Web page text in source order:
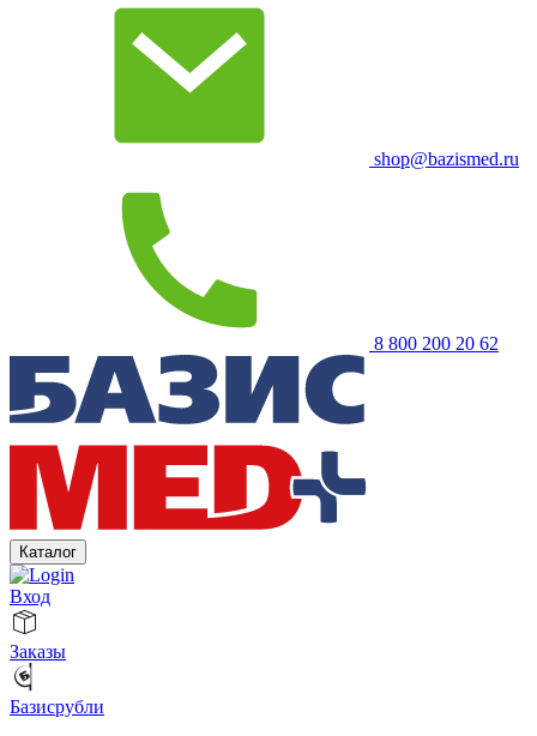
shop@bazismed.ru
8 800 200 20 62
Каталог
Вход
Заказы
Базисрубли